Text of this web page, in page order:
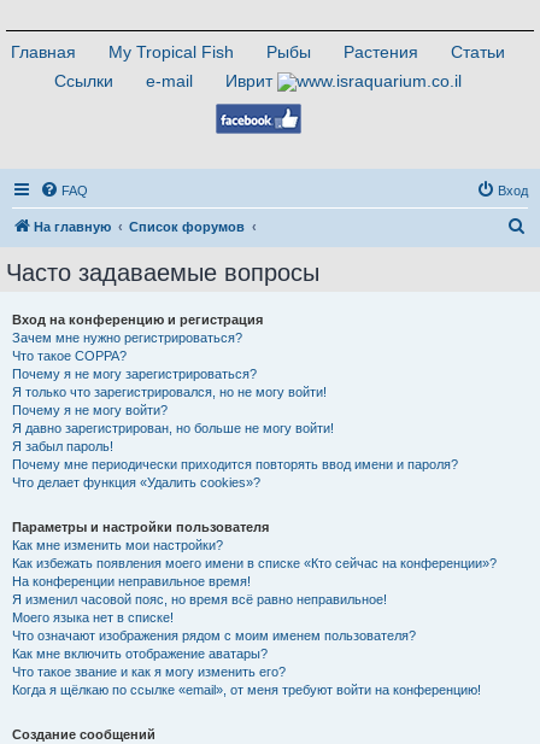
Главная My Tropical Fish Рыбы Растения
Статьи
Ссылки
e-mail Иврит
FAQ Вход
На главную Список форумов
Часто задаваемые вопросы
Вход на конференцию и регистрация
Зачем мне нужно регистрироваться?
Что такое COPPA?
Почему я не могу зарегистрироваться?
Я только что зарегистрировался, но не могу войти!
Почему я не могу войти?
Я давно зарегистрирован, но больше не могу войти!
Я забыл пароль!
Почему мне периодически приходится повторять ввод имени и пароля?
Что делает функция «Удалить cookies»?
Параметры и настройки пользователя
Как мне изменить мои настройки?
Как избежать появления моего имени в списке «Кто сейчас на конференции»?
На конференции неправильное время!
Я изменил часовой пояс, но время всё равно неправильное!
Моего языка нет в списке!
Что означают изображения рядом с моим именем пользователя?
Как мне включить отображение аватары?
Что такое звание и как я могу изменить его?
Когда я щёлкаю по ссылке «email», от меня требуют войти на конференцию!
Создание сообщений